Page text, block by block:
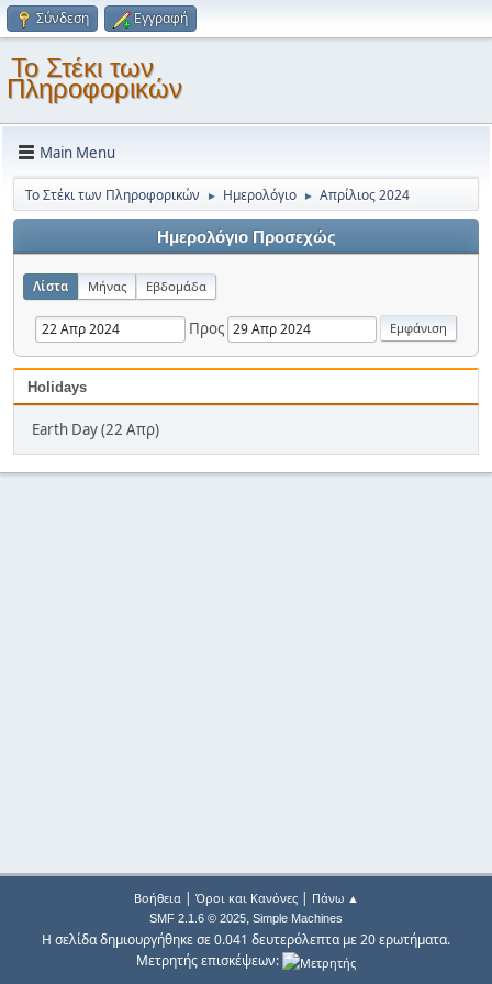
Σύνδεση Εγγραφή
Το Στέκι των
Πληροφορικών
Main Menu
Το Στέκι των Πληροφορικών ► Ημερολόγιο ► Απρίλιος 2024
Ημερολόγιο Προσεχώς
Λίστα Μήνας Εβδομάδα
Προς
Holidays
Earth Day (22 Απρ)
Βοήθεια| Όροι και Κανόνες| Πάνω ▲
SMF 2.1.6 © 2025, Simple Machines
Η σελίδα δημιουργήθηκε σε 0.041 δευτερόλεπτα με 20 ερωτήματα.
Μετρητής επισκέψεων: